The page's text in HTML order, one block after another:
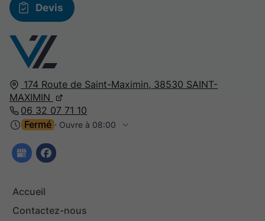
174 Route de Saint-Maximin, 38530 SAINT-
MAXIMIN
06 32 07 71 10
Fermé ⋅ Ouvre à 08:00
Accueil
Contactez-nous
Devis